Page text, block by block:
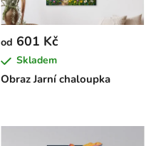
Obraz Jarní chaloupka
od 601 Kč
Skladem